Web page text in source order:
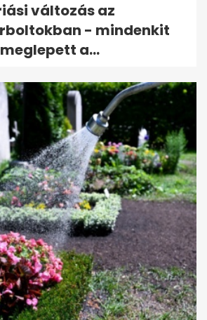
változás az
- mindenkit
meglepett a...